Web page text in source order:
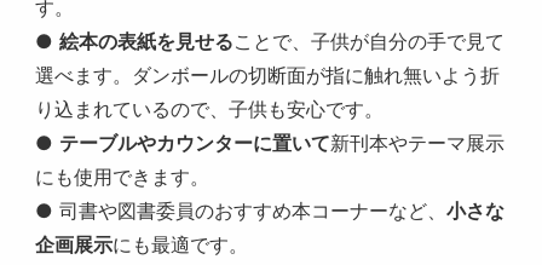
す。
●絵本の表紙を見せることで、子供が自分の手で見て
選べます。ダンボールの切断面が指に触れ無いよう折
り込まれているので、子供も安心です。
● テーブルやカウンターに置いて新刊本やテーマ展示
にも使用できます。
● 司書や図書委員のおすすめ本コーナーなど、小さな
企画展示にも最適です。